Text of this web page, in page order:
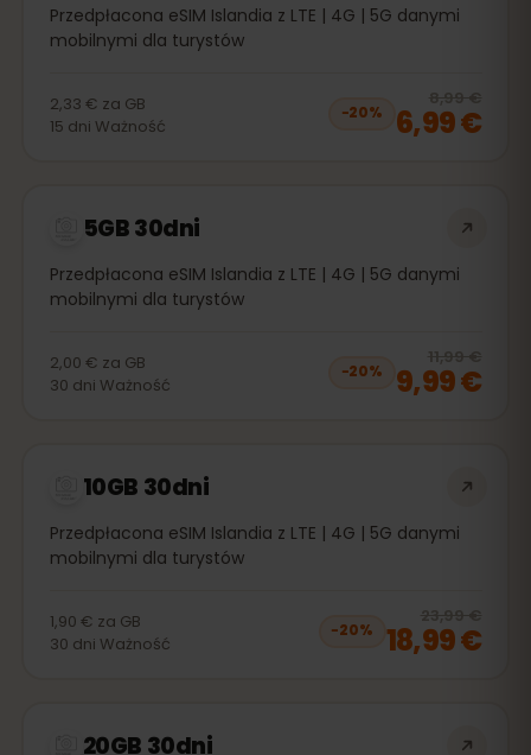
Przedpłacona eSIM Islandia z LTE | 4G | 5G danymi
mobilnymi dla turystów
2,33 € za GB
15 dni Ważność
−20%
8,99 €
6,99 €
5GB 30dni
Przedpłacona eSIM Islandia z LTE | 4G | 5G danymi
mobilnymi dla turystów
2,00 € za GB
30 dni Ważność
−20%
11,99 €
9,99 €
10GB 30dni
Przedpłacona eSIM Islandia z LTE | 4G | 5G danymi
mobilnymi dla turystów
1,90 € za GB
30 dni Ważność
−20%
23,99 €
18,99 €
20GB 30dni